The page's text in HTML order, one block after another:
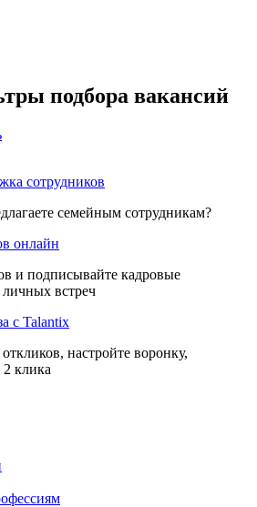
подбора вакансий
сотрудников
семейным сотрудникам?
онлайн
и подписывайте кадровые
встреч
с Talantix
настройте воронку,
2 клика